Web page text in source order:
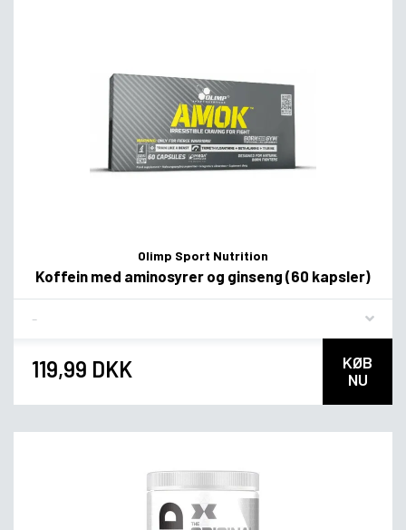
Olimp Sport Nutrition
Koffein med aminosyrer og ginseng (60 kapsler)
119,99 DKK
KØB
NU